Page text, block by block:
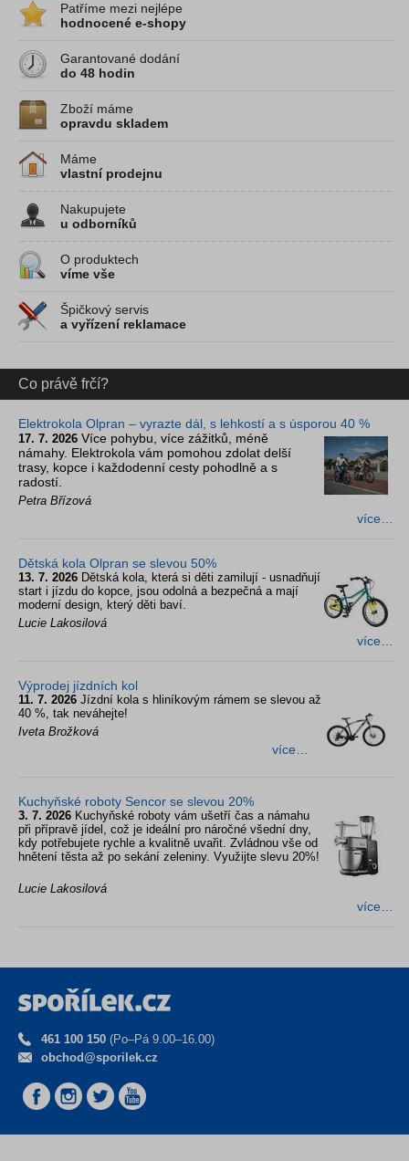
Patříme mezi nejlépe
hodnocené e-shopy
Garantované dodání
do 48 hodin
Zboží máme
opravdu skladem
Máme
vlastní prodejnu
Nakupujete
u odborníků
O produktech
víme vše
Špičkový servis
a vyřízení reklamace
Co právě frčí?
Elektrokola Olpran – vyrazte dál, s lehkostí a s úsporou 40 %
17. 7. 2026 Více pohybu, více zážitků, méně
námahy. Elektrokola vám pomohou zdolat delší
trasy, kopce i každodenní cesty pohodlně a s
radostí.
Petra Břízová
více…
Dětská kola Olpran se slevou 50%
13. 7. 2026 Dětská kola, která si děti zamilují - usnadňují
start i jízdu do kopce, jsou odolná a bezpečná a mají
moderní design, který děti baví.
Lucie Lakosilová
více…
Výprodej jízdních kol
11. 7. 2026 Jízdní kola s hliníkovým rámem se slevou až
40 %, tak neváhejte!
Iveta Brožková
více…
Kuchyňské roboty Sencor se slevou 20%
3. 7. 2026 Kuchyňské roboty vám ušetří čas a námahu
při přípravě jídel, což je ideální pro náročné všední dny,
kdy potřebujete rychle a kvalitně uvařit. Zvládnou vše od
hnětení těsta až po sekání zeleniny. Využijte slevu 20%!
Lucie Lakosilová
více…
461 100 150 (Po–Pá 9.00–16.00)
obchod@sporilek.cz